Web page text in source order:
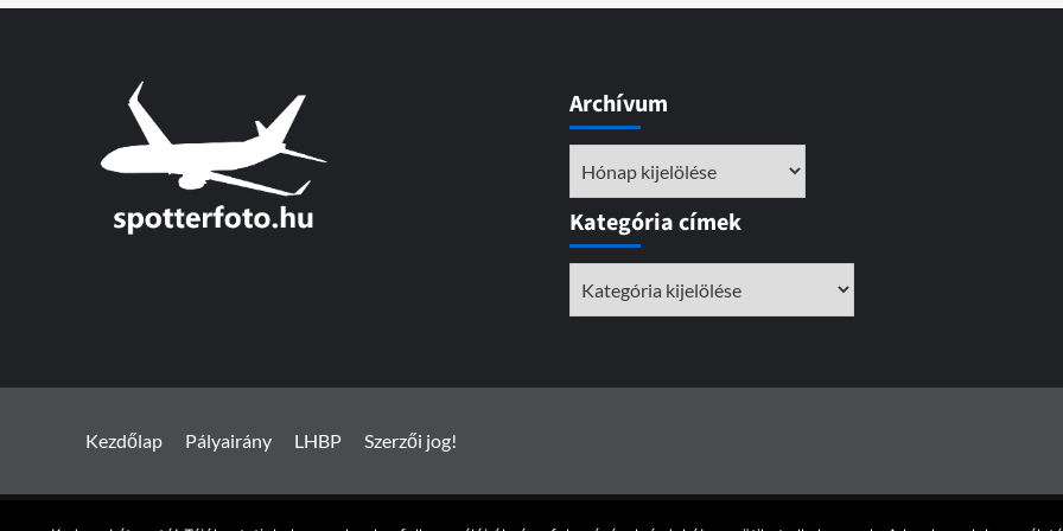
Archívum
Kategória címek
Kezdőlap Pályairány LHBP Szerzői jog!